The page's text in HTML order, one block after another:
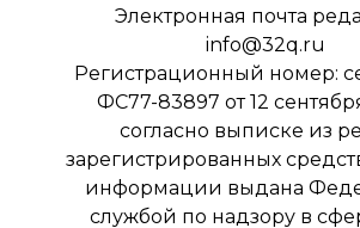
Электронная почта
info@32q.ru
Регистрационный номер:
ФС77-83897 от 12
согласно выписке из
зарегистрированных
информации выдана
службой по надзору в